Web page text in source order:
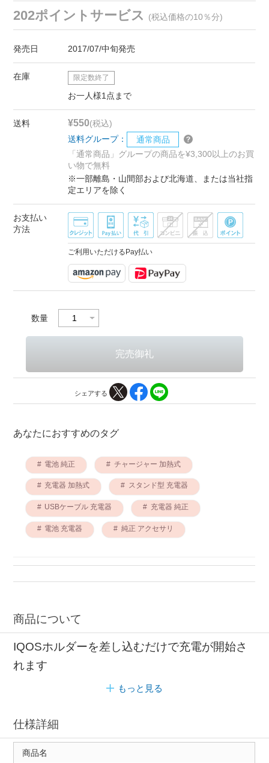
202ポイントサービス (税込価格の10％分)
発売日 2017/07/中旬発売
在庫 限定数終了
お一人様1点まで
送料 ¥550(税込)
送料グループ：
通常商品
「通常商品」グループの商品を¥3,300以上のお買
い物で無料
※一部離島・山間部および北海道、または当社指
定エリアを除く
お支払い
方法
ご利用いただけるPay払い
数量
シェアする
あなたにおすすめのタグ
電池 純正 チャージャー 加熱式
充電器 加熱式 スタンド型 充電器
USBケーブル 充電器 充電器 純正
電池 充電器 純正 アクセサリ
商品について
IQOSホルダーを差し込むだけで充電が開始さ
れます
もっと見る
仕様詳細
商品名